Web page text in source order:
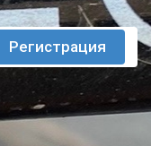
Регистрация